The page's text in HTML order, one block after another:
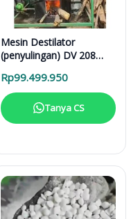
Mesin Destilator
(penyulingan) DV 208
Rp99.499.950
Tanya CS